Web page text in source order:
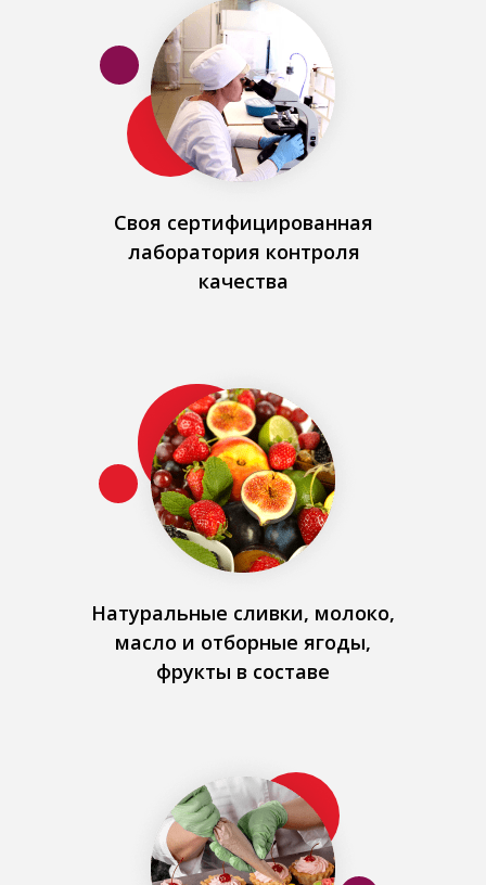
Натуральные сливки, молоко,
масло и отборные ягоды,
фрукты в составе
Своя сертифицированная
лаборатория контроля
качества